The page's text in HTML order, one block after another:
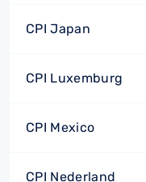
CPI Japan
CPI Luxemburg
CPI Mexico
CPI Nederland